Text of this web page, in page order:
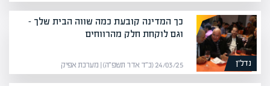
נדל”ן
כך המדינה קובעת כמה שווה הבית שלך –
וגם לוקחת חלק מהרווחים
24/03/25 (כ״ד אדר תשפ״ה) | מערכת אפיק